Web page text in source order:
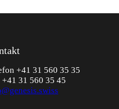
+41 31 560 35 35
+41 31 560 35 45